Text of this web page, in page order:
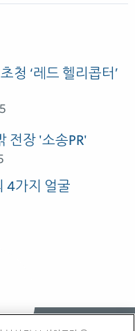
청 ‘레드 헬리콥터’
전장 '소송PR'
4가지 얼굴